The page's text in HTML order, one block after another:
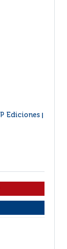
Ediciones